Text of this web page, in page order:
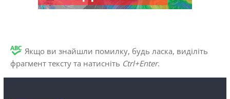
Якщо ви знайшли помилку, будь ласка, виділіть
фрагмент тексту та натисніть Ctrl+Enter.